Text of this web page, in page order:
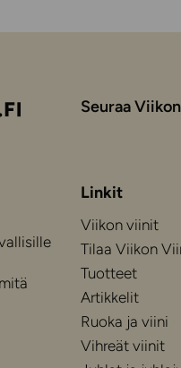
Seuraa
Linkit
Viikon viinit
Tilaa Viikon
Tuotteet
Artikkelit
Ruoka ja viini
Vihreät viinit